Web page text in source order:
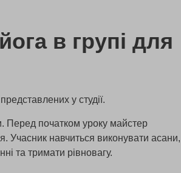
в групі для
у студії.
Перед початком уроку майстер
Учасник навчиться виконувати асани,
та тримати рівновагу.